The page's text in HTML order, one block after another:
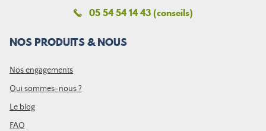
05 54 54 14 43 (conseils)
NOS PRODUITS & NOUS
Nos engagements
Qui sommes-nous ?
Le blog
FAQ